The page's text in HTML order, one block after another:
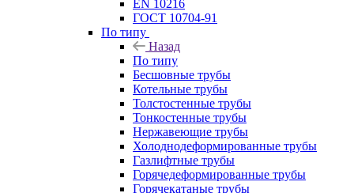
EN 10216
ГОСТ 10704-91
По типу
Назад
По типу
Бесшовные трубы
Котельные трубы
Толстостенные трубы
Тонкостенные трубы
Нержавеющие трубы
Холоднодеформированные трубы
Газлифтные трубы
Горячедеформированные трубы
Горячекатаные трубы